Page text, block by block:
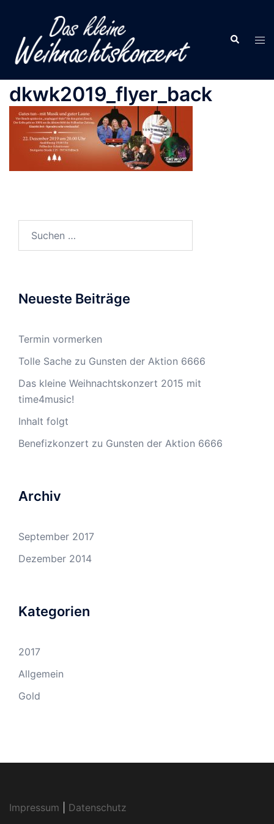
springen
Suche
dkwk2019_flyer_back
Neueste Beiträge
Termin vormerken
Tolle Sache zu Gunsten der Aktion 6666
Das kleine Weihnachtskonzert 2015 mit
time4music!
Inhalt folgt
Benefizkonzert zu Gunsten der Aktion 6666
Archiv
September 2017
Dezember 2014
Kategorien
2017
Allgemein
Gold
Impressum Datenschutz